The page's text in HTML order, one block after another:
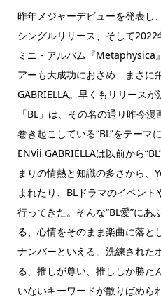
昨年メジャーデビューを発表し
シングルリリース、そして
ミニ・アルバム『Metaphysica
アーも大成功におさめ、まさに
GABRIELLA。早くもリリース
「BL」は、その名の通り昨今
巻き起こしている“BL”をテーマ
ENVii GABRIELLAは以前から
まりの情熱と知識の多さから、
まれたり、BLドラマのイベン
行ってきた。そんな“BL愛”にあ
る、心情をそのまま楽曲に落と
ナンバーといえる。洗練された
る、推しが尊い、推ししか勝た
いないキーワードが散りばめら